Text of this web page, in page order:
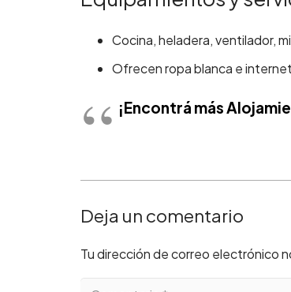
Cocina, heladera, ventilador,
Ofrecen ropa blanca e
¡Encontrá más
Deja un comentario
Tu dirección de correo electrónico